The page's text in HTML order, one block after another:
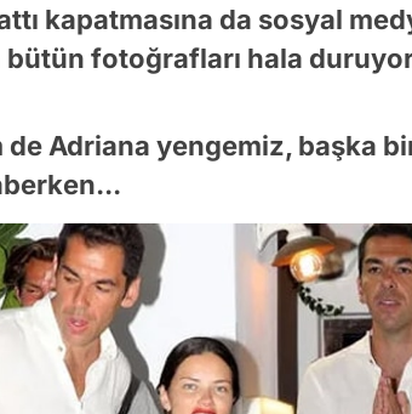
kapatmasına da sosyal
bütün fotoğrafları hala
de Adriana yengemiz, başka